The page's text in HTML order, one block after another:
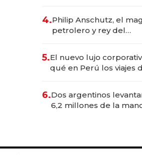
4.Philip Anschutz, el
petrolero y rey del
Fénix
5.El nuevo lujo
qué en Perú los viajes
para convertirse en
transformadoras
6.Dos argentinos
6,2 millones de la